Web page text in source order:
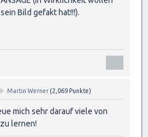
Bild gefakt hat!!!).
Martin Werner (2,069 Punkte)
mich sehr darauf viele von
lernen!